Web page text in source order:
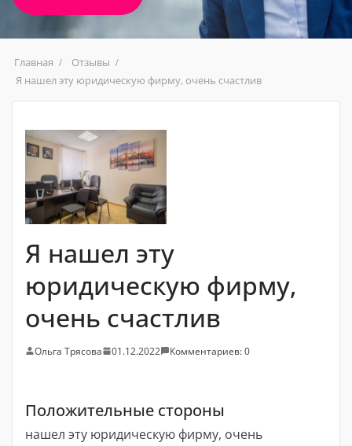
Главная
Отзывы
Я нашел эту юридическую фирму, очень счастлив
Я нашел эту
юридическую фирму,
очень счастлив
Ольга Трясова 01.12.2022 Комментариев: 0
Положительные стороны
нашел эту юридическую фирму, очень